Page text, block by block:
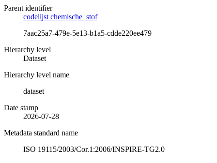
Parent identifier
codelijst chemische_stof
7aac25a7-479e-5e13-b1a5-cdde220ee479
Hierarchy level
Dataset
Hierarchy level name
dataset
Date stamp
2026-07-28
Metadata standard name
ISO 19115/2003/Cor.1:2006/INSPIRE-TG2.0